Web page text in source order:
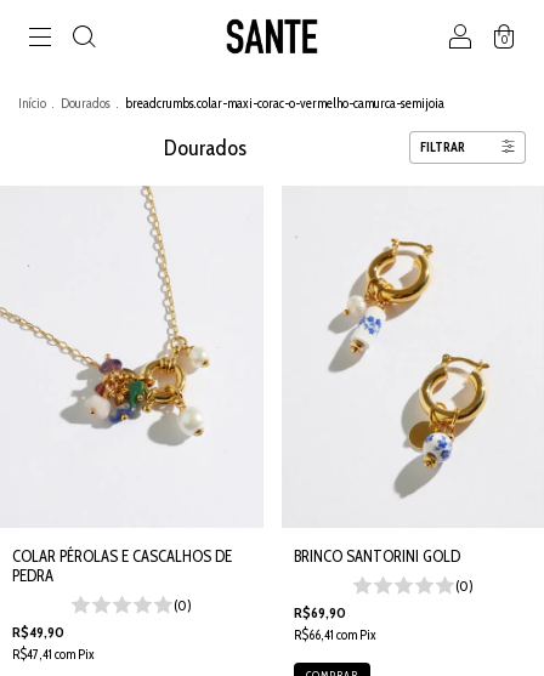
0
Início . Dourados . breadcrumbs.colar-maxi-corac-o-vermelho-camurca-semijoia
Dourados FILTRAR
COLAR PÉROLAS E CASCALHOS DE
PEDRA
(0)
R$49,90
R$47,41 com Pix
BRINCO SANTORINI GOLD
(0)
R$69,90
R$66,41 com Pix